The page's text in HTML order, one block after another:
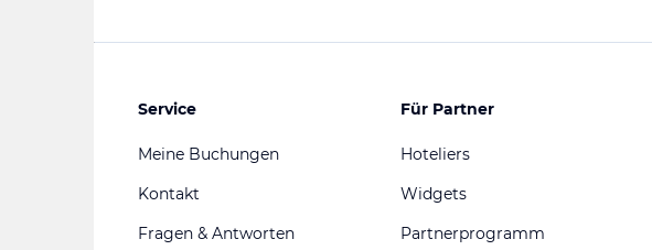
Service
Meine Buchungen
Kontakt
Fragen & Antworten
Für Partner
Hoteliers
Widgets
Partnerprogramm